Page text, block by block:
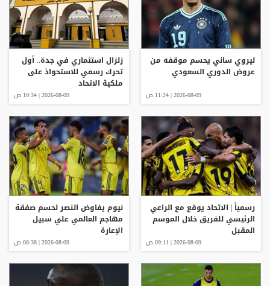
ليروي ساني يحسم موقفه من
عروض الدوري السعودي
2026-08-09 | 11:24 ص
زلزال استثماري في جدة.. أول
تحرك رسمي للاستحواذ على
ملكية الاتحاد
2026-08-09 | 10:34 ص
رسمياً | الاتحاد يوقع مع الراعي
الرئيسي للفريق خلال الموسم
المقبل
2026-08-09 | 09:11 ص
نيوم يفاوض النصر لحسم صفقة
مهاجم العالمي علي سبيل
الإعارة
2026-08-09 | 08:38 ص